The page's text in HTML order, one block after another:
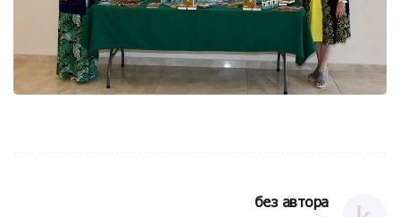
без автора